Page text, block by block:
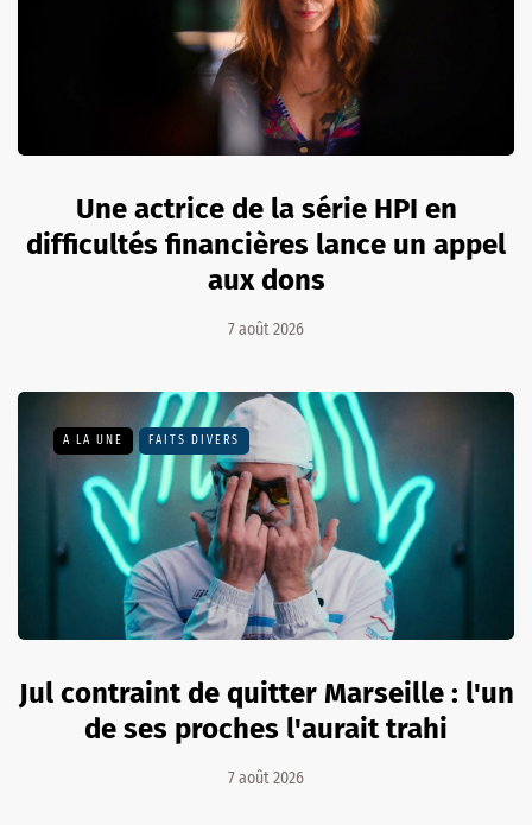
Une actrice de la série HPI en
difficultés financières lance un appel
aux dons
7 août 2026
A LA UNE FAITS DIVERS
Jul contraint de quitter Marseille : l'un
de ses proches l'aurait trahi
7 août 2026